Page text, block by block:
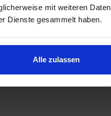
mit weiteren Daten
Dienste gesammelt haben.
Alle zulassen